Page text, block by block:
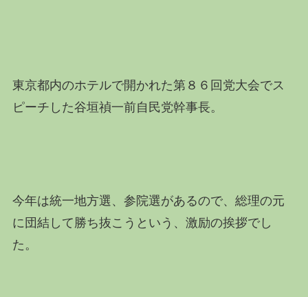
東京都内のホテルで開かれた第８６回党大会でス
ピーチした谷垣禎一前自民党幹事長。
今年は統一地方選 、参院選があるので、総理の元
に団結して勝ち抜こうという、激励の挨拶でし
た。